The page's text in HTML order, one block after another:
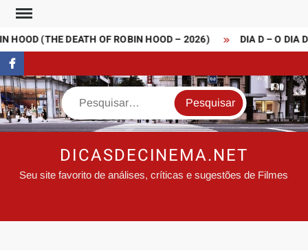
Skip
content(THE DEATH OF ROBIN HOOD – 2026) DIA D – O DIA
FaceBook
Search
DICASDECINEMA.NET
Seu site favorito de análises, críticas e sugestões de Filmes